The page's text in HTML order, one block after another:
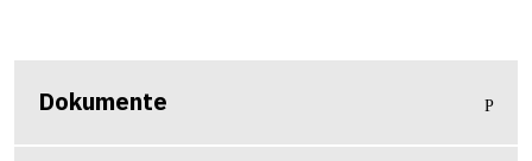
Dokumente